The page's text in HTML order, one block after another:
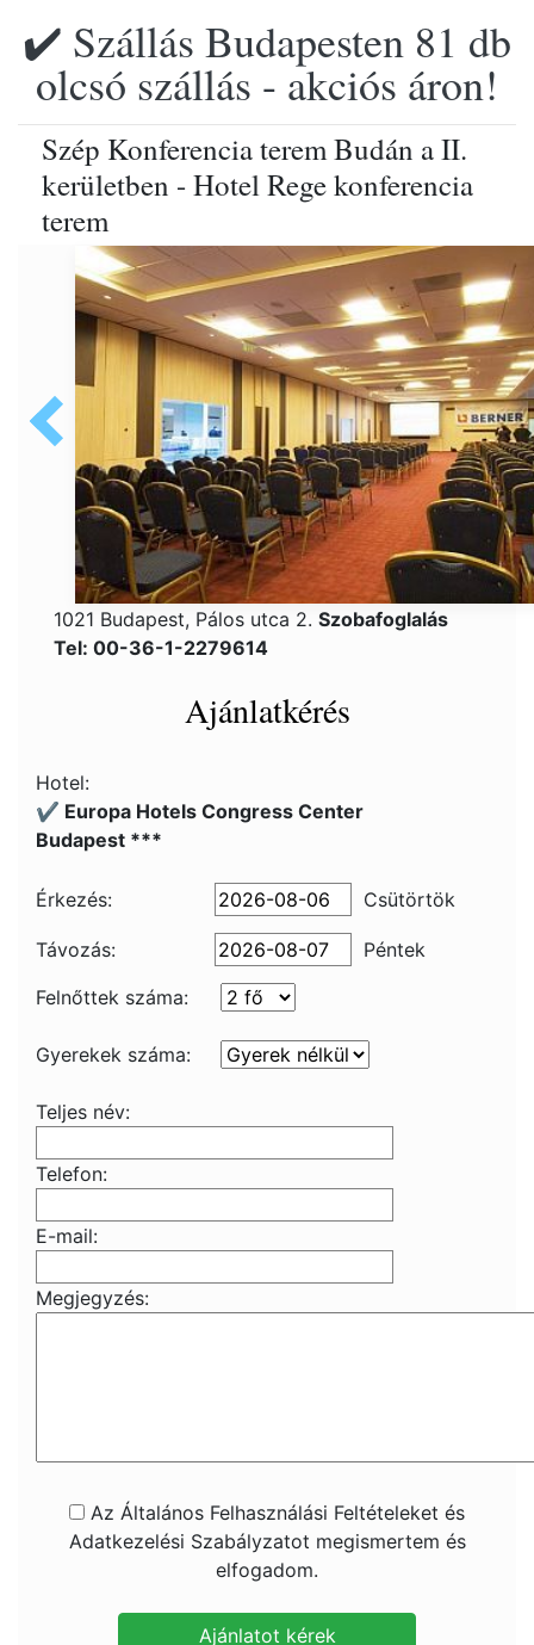
✔️ Szállás Budapesten 81 db
olcsó szállás - akciós áron!
Szép Konferencia terem Budán a II.
kerületben - Hotel Rege konferencia
terem
1021 Budapest, Pálos utca 2. Szobafoglalás
Tel: 00-36-1-2279614
Ajánlatkérés
Hotel:
✔️ Europa Hotels Congress Center
Budapest ***
Érkezés: Csütörtök
Távozás:
Péntek
Felnőttek száma:
Gyerekek száma:
Teljes név:
Telefon:
E-mail:
Megjegyzés:
Az Általános Felhasználási Feltételeket és
Adatkezelési Szabályzatot megismertem és
elfogadom.